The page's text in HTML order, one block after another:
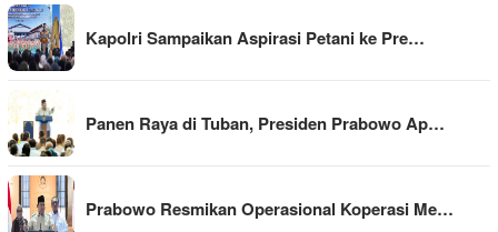
Kapolri Sampaikan Aspirasi Petani ke Pre…
Panen Raya di Tuban, Presiden Prabowo Ap…
Prabowo Resmikan Operasional Koperasi Me…